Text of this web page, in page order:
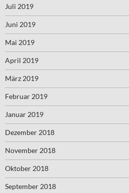
Juli 2019
Juni 2019
Mai 2019
April 2019
März 2019
Februar 2019
Januar 2019
Dezember 2018
November 2018
Oktober 2018
September 2018